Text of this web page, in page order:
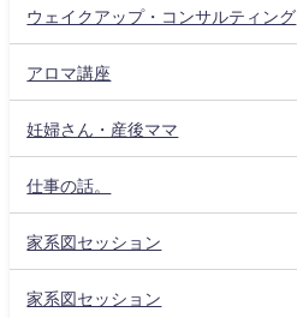
ウェイクアップ・コンサルティング
アロマ講座
妊婦さん・産後ママ
仕事の話。
家系図セッション
家系図セッション